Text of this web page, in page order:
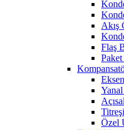
Akış
Flaş
Özel